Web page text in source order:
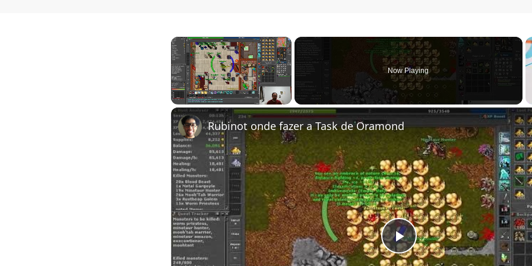
×
Unmute
Now Playing
Play Video
Rubinot onde fazer a Task de Oramond